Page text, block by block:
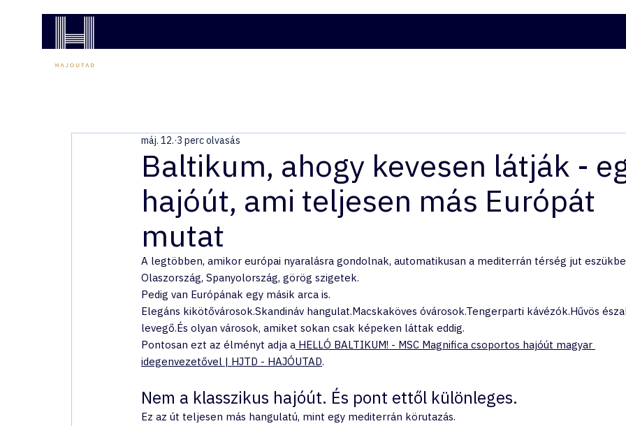
Baltikum, ahogy kevesen látják -
hajóút, ami teljesen más Európát
mutat
máj. 12. 3 perc olvasás
A legtöbben, amikor európai nyaralásra gondolnak, automatikusan a mediterrán térség jut
Olaszország, Spanyolország, görög szigetek.
Pedig van Európának egy másik arca is.
Elegáns kikötővárosok.Skandináv hangulat.Macskaköves óvárosok.Tengerparti kávézók.Hűvös
levegő.És olyan városok, amiket sokan csak képeken láttak eddig.
Pontosan ezt az élményt adja a HELLÓ BALTIKUM! - MSC Magnifica csoportos hajóút magyar
idegenvezetővel | HJTD - HAJÓUTAD.
Nem a klasszikus hajóút. És pont ettől különleges.
Ez az út teljesen más hangulatú, mint egy mediterrán körutazás.